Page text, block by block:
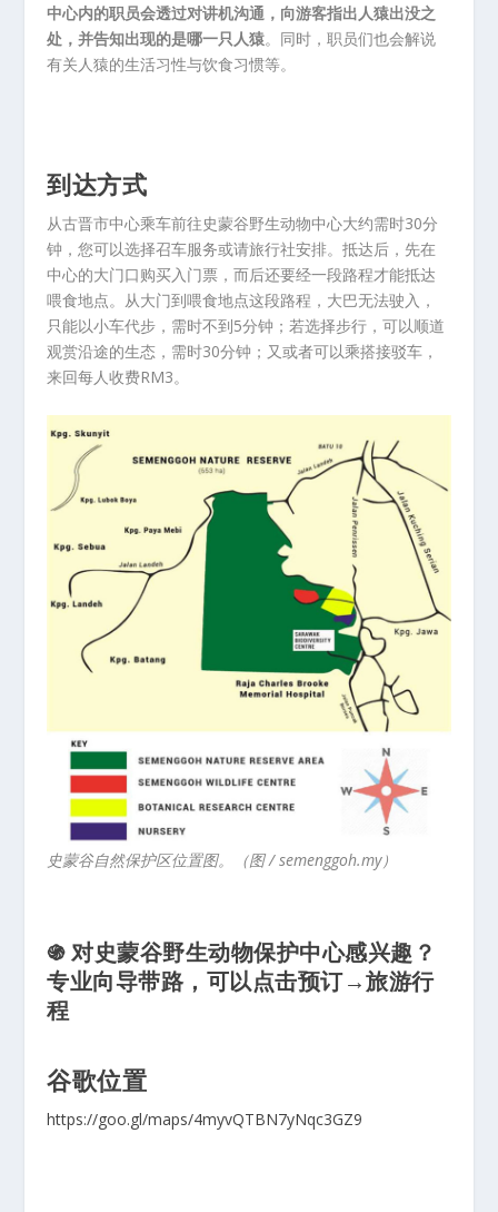
中心内的职员会透过对讲机沟通，向游客指出人猿出没之
处，并告知出现的是哪一只人猿。同时，职员们也会解说
有关人猿的生活习性与饮食习惯等。
到达方式
从古晋市中心乘车前往史蒙谷野生动物中心大约需时30分
钟，您可以选择召车服务或请旅行社安排。抵达后，先在
中心的大门口购买入门票，而后还要经一段路程才能抵达
喂食地点。从大门到喂食地点这段路程，大巴无法驶入，
只能以小车代步，需时不到5分钟；若选择步行，可以顺道
观赏沿途的生态，需时30分钟；又或者可以乘搭接驳车，
来回每人收费RM3。
史蒙谷自然保护区位置图。（图 / semenggoh.my）
֍ 对史蒙谷野生动物保护中心感兴趣？
专业向导带路，可以点击预订→旅游行
程
谷歌位置
https://goo.gl/maps/4myvQTBN7yNqc3GZ9